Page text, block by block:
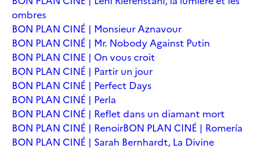
ombres
BON PLAN CINÉ | Monsieur Aznavour
BON PLAN CINÉ | Mr. Nobody Against Putin
BON PLAN CINE | On vous croit
BON PLAN CINÉ | Partir un jour
BON PLAN CINÉ | Perfect Days
BON PLAN CINÉ | Perla
BON PLAN CINÉ | Reflet dans un diamant mort
BON PLAN CINÉ | RenoirBON PLAN CINÉ | Romería
BON PLAN CINÉ | Sarah Bernhardt, La Divine